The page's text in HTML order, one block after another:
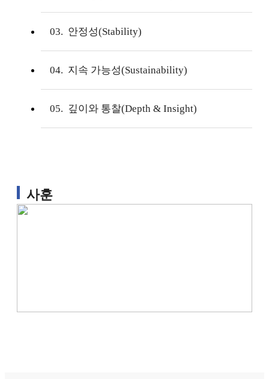
03. 안정성(Stability)
04. 지속 가능성(Sustainability)
05. 깊이와 통찰(Depth & Insight)
사훈